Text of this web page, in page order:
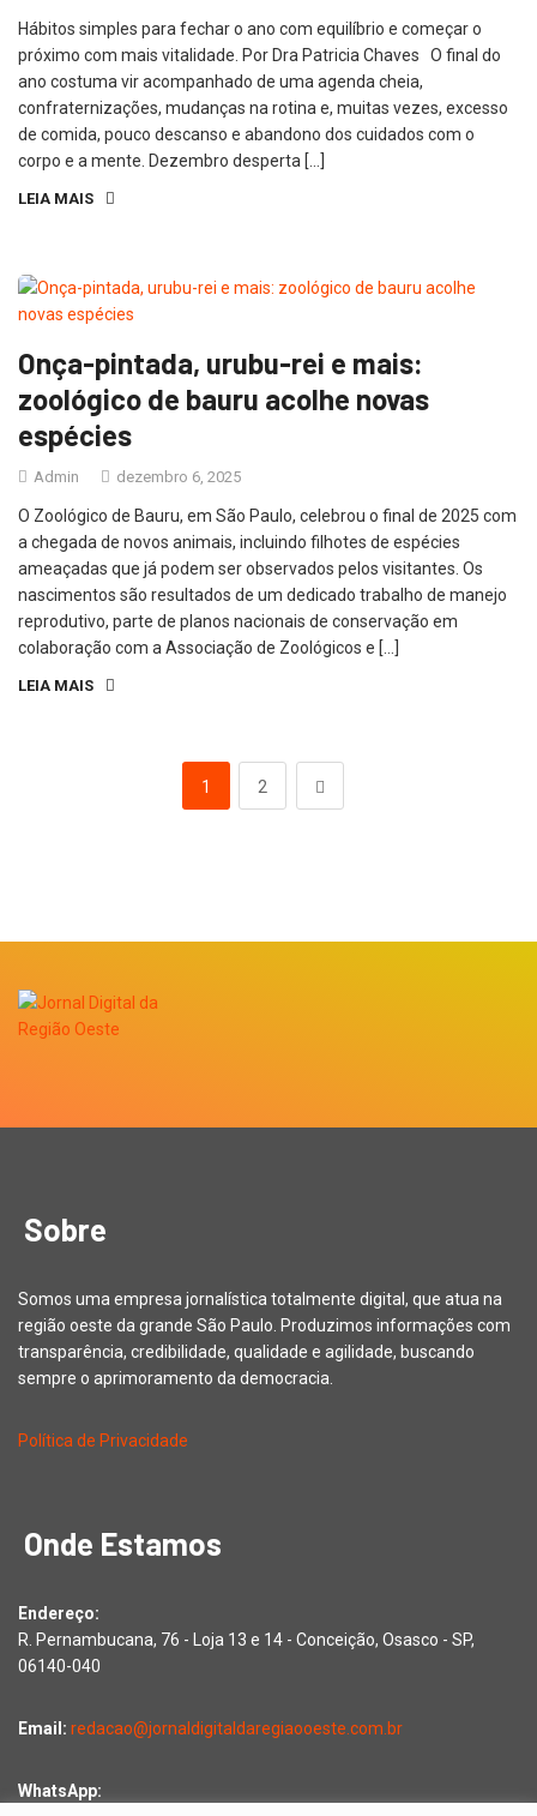
Hábitos simples para fechar o ano com equilíbrio e começar o
próximo com mais vitalidade. Por Dra Patricia Chaves O final do
ano costuma vir acompanhado de uma agenda cheia,
confraternizações, mudanças na rotina e, muitas vezes, excesso
de comida, pouco descanso e abandono dos cuidados com o
corpo e a mente. Dezembro desperta […]
LEIA MAIS
Onça-pintada, urubu-rei e mais:
zoológico de bauru acolhe novas
espécies
Admin dezembro 6, 2025
O Zoológico de Bauru, em São Paulo, celebrou o final de 2025 com
a chegada de novos animais, incluindo filhotes de espécies
ameaçadas que já podem ser observados pelos visitantes. Os
nascimentos são resultados de um dedicado trabalho de manejo
reprodutivo, parte de planos nacionais de conservação em
colaboração com a Associação de Zoológicos e […]
LEIA MAIS
1 2
Sobre
Somos uma empresa jornalística totalmente digital, que atua na
região oeste da grande São Paulo. Produzimos informações com
transparência, credibilidade, qualidade e agilidade, buscando
sempre o aprimoramento da democracia.
Política de Privacidade
Onde Estamos
Endereço:
R. Pernambucana, 76 - Loja 13 e 14 - Conceição, Osasco - SP,
06140-040
Email: redacao@jornaldigitaldaregiaooeste.com.br
WhatsApp: